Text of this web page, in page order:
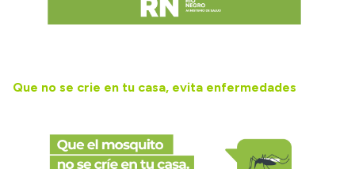
Que no se crie en tu casa, evita enfermedades